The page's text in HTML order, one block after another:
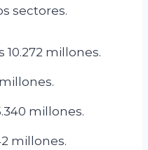
sectores.
10.272 millones.
millones.
millones.